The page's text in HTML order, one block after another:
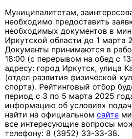
Муниципалитетам,
необходимо предоставить
необходимых документов в
Иркутской области до 1 марта
Документы принимаются в
18:00 (с перерывом на обед с
адресу: город Иркутск, улица
(отдел развития физической
спорта). Рейтинговый отбор
период с 3 по 5 марта 2025
информацию об условиях
найти на официальном сайте
все интересующие вопросы
телефону: 8 (3952) 33-33-38.